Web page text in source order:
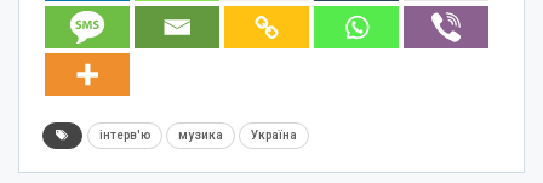
інтерв'ю музика Україна